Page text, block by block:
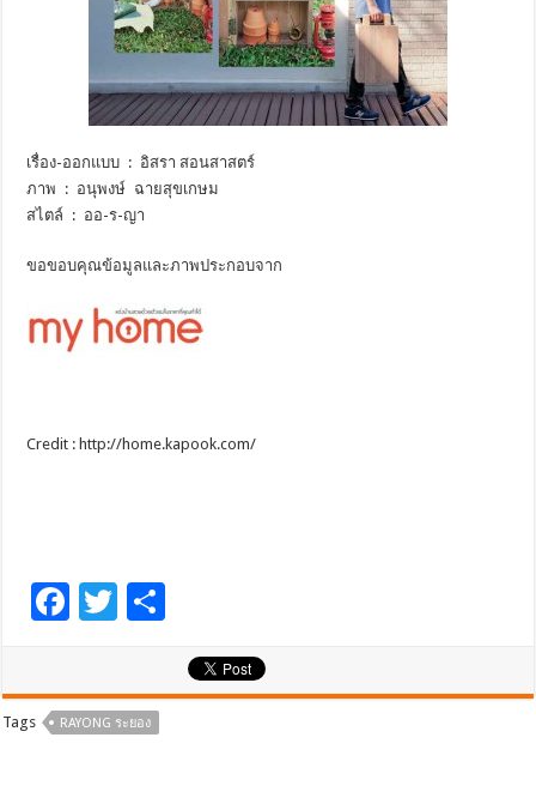
เรื่อง-ออกแบบ : อิสรา สอนสาสตร์
ภาพ : อนุพงษ์ ฉายสุขเกษม
สไตล์ : ออ-ร-ญา
ขอขอบคุณข้อมูลและภาพประกอบจาก
Credit : http://home.kapook.com/
F
b
T
er
ar
Tags RAYONG ระยอง